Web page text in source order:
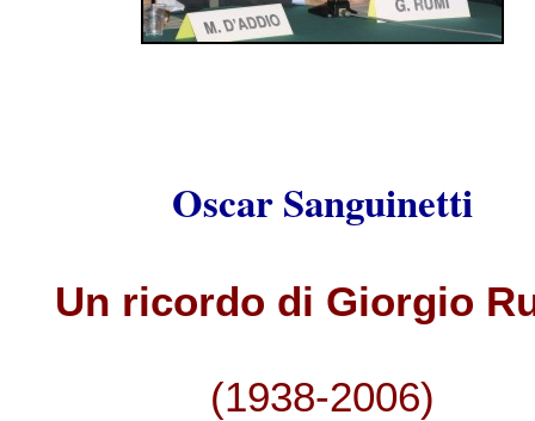
Oscar Sanguinetti
Un ricordo di Giorgio
(1938-2006)